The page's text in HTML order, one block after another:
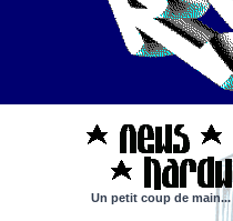
Un petit coup de